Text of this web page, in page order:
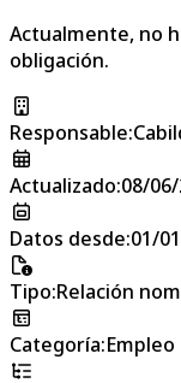
Actualmente, no
obligación.
Responsable:
Actualizado:08/
Datos desde:01/
Tipo:Relación
Categoría: